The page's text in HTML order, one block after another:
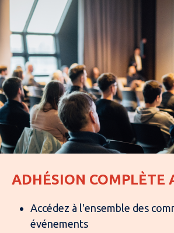
ADHÉSION COMPLÈTE
Accédez à l'ensemble des
événements